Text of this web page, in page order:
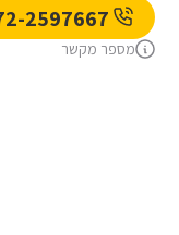
מספר מקשר